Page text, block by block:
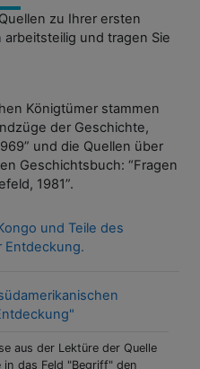
zu Ihrer ersten
und tragen Sie
Königtümer stammen
der Geschichte,
und die Quellen über
Geschichtsbuch: “Fragen
1981”.
und Teile des
Entdeckung.
aus der Lektüre der Quelle
in das Feld "Begriff" den